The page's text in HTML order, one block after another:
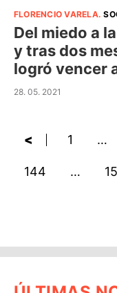
FLORENCIO VARELA.
Del miedo a
y tras dos
logró vencer
28. 05. 2021
< 1 …
144 …